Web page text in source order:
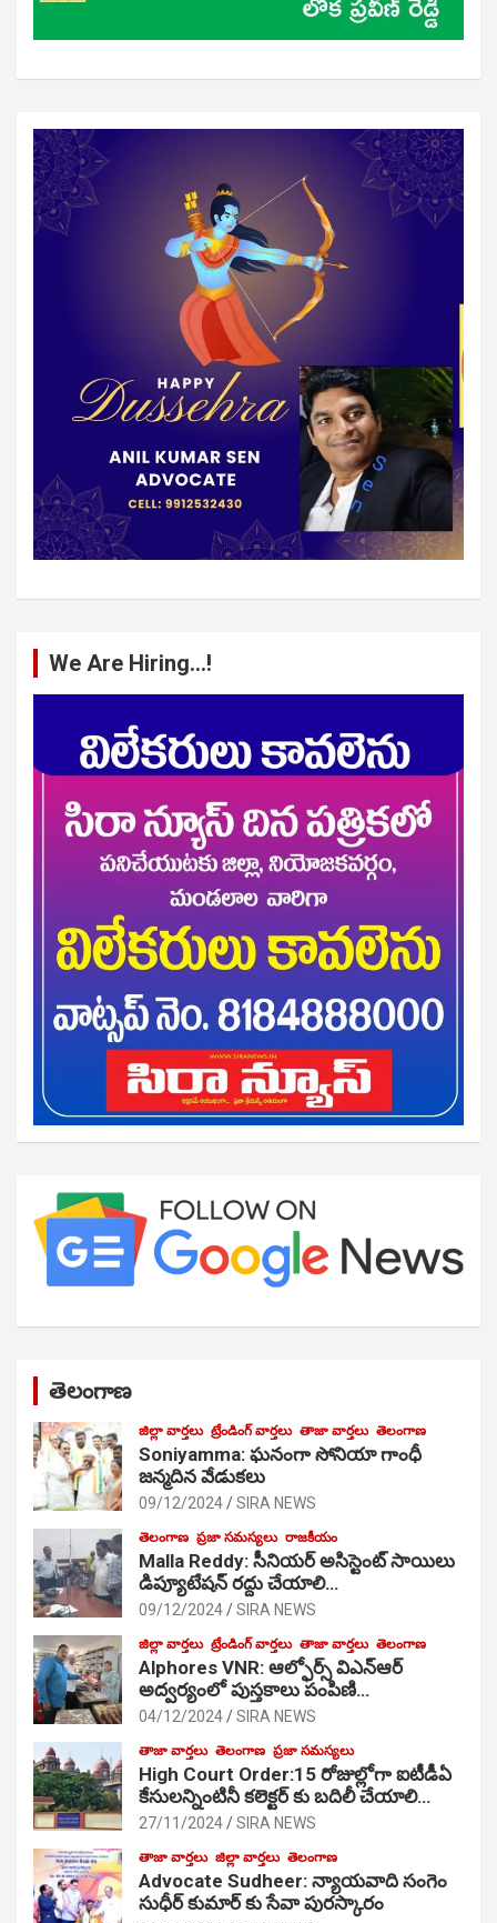
We Are Hiring…!
తెలంగాణ
జిల్లా వార్తలు ట్రేండింగ్ వార్తలు తాజా వార్తలు తెలంగాణ
Soniyamma: ఘ‌నంగా సోనియా గాంధీ
జ‌న్మ‌దిన వేడుక‌లు
09/12/2024 SIRA NEWS
తెలంగాణ ప్రజా సమస్యలు రాజకీయం
Malla Reddy: సీనియర్ అసిస్టెంట్ సాయిలు
డిప్యూటేషన్ రద్దు చేయాలి…
09/12/2024 SIRA NEWS
జిల్లా వార్తలు ట్రేండింగ్ వార్తలు తాజా వార్తలు తెలంగాణ
Alphores VNR: ఆల్ఫోర్స్ విఎన్ఆర్
అద్వర్యంలో పుస్తకాలు పంపిణి…
04/12/2024 SIRA NEWS
తాజా వార్తలు తెలంగాణ ప్రజా సమస్యలు
High Court Order:15 రోజుల్లోగా ఐటీడీఏ
కేసులన్నింటినీ కలెక్టర్ కు బదిలీ చేయాలి…
27/11/2024 SIRA NEWS
తాజా వార్తలు జిల్లా వార్తలు తెలంగాణ
Advocate Sudheer: న్యాయవాది సంగెం
సుధీర్ కుమార్ కు సేవా పురస్కారం